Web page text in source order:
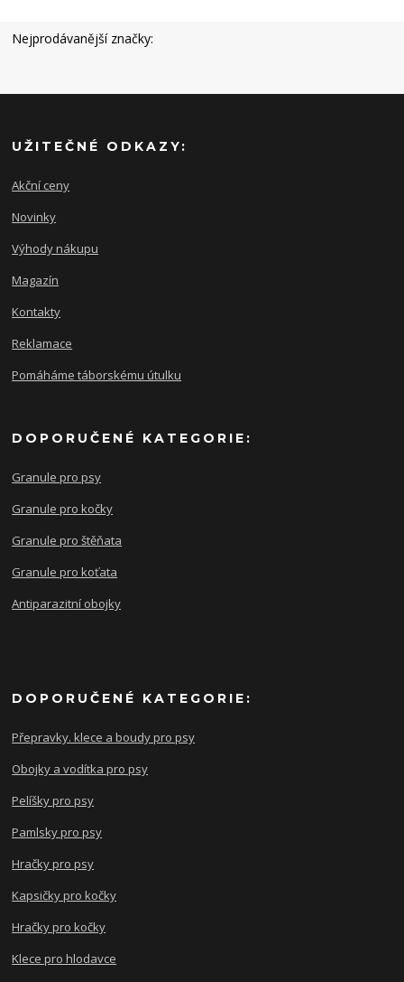
Nejprodávanější značky:
UŽITEČNÉ ODKAZY:
Akční ceny
Novinky
Výhody nákupu
Magazín
Kontakty
Reklamace
Pomáháme táborskému útulku
DOPORUČENÉ KATEGORIE:
Granule pro psy
Granule pro kočky
Granule pro štěňata
Granule pro koťata
Antiparazitní obojky
DOPORUČENÉ KATEGORIE:
Přepravky. klece a boudy pro psy
Obojky a vodítka pro psy
Pelíšky pro psy
Pamlsky pro psy
Hračky pro psy
Kapsičky pro kočky
Hračky pro kočky
Klece pro hlodavce